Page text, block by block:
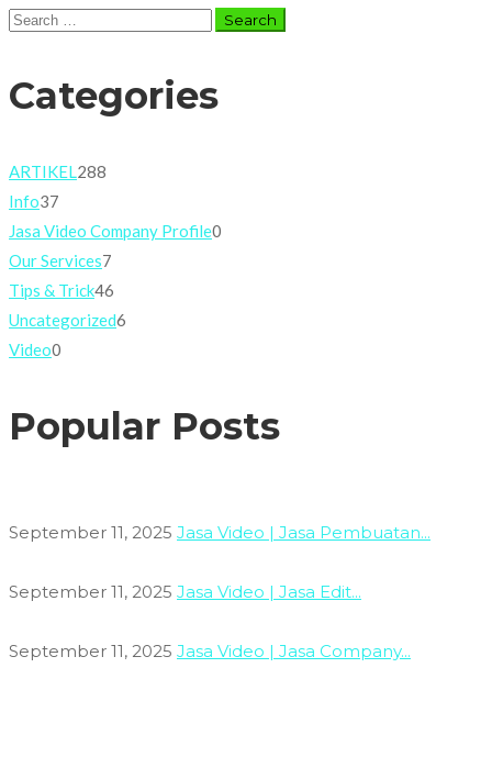
Search
Categories
ARTIKEL288
Info37
Jasa Video Company Profile0
Our Services7
Tips & Trick46
Uncategorized6
Video0
Popular Posts
September 11, 2025 Jasa Video | Jasa Pembuatan...
September 11, 2025 Jasa Video | Jasa Edit...
September 11, 2025 Jasa Video | Jasa Company...